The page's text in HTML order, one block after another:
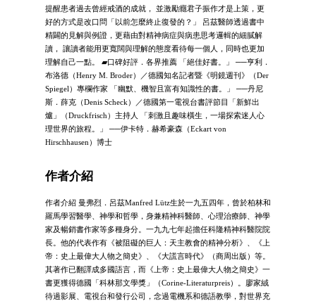
提醒患者過去曾經戒酒的成就， 並激勵癮君子振作才是上策，更
好的方式是改口問「以前怎麼終止復發的？」 呂茲醫師透過書中
精闢的見解與例證，更藉由對精神病症與病患思考邏輯的細膩解
讀， 讓讀者能用更寬闊與理解的態度看待每一個人，同時也更加
理解自己一點。 ▰口碑好評．各界推薦 「絕佳好書。」 ──亨利．
布洛德（Henry M. Broder）／德國知名記者暨《明鏡週刊》（Der
Spiegel）專欄作家 「幽默、機智且富有知識性的書。」 ──丹尼
斯．薛克（Denis Scheck）／德國第一電視台書評節目「新鮮出
爐」（Druckfrisch）主持人 「刺激且趣味橫生，一場探索迷人心
理世界的旅程。」 ──伊卡特．赫希豪森（Eckart von
Hirschhausen）博士
作者介紹
作者介紹 曼弗烈．呂茲Manfred Lütz生於一九五四年，曾於柏林和
羅馬學習醫學、神學和哲學，身兼精神科醫師、心理治療師、神學
家及暢銷書作家等多種身分。一九九七年起擔任科隆精神科醫院院
長。他的代表作有《被阻礙的巨人：天主教會的精神分析》、《上
帝：史上最偉大人物之簡史》、《大謊言時代》（商周出版）等。
其著作已翻譯成多國語言，而《上帝：史上最偉大人物之簡史》一
書更獲得德國「科林那文學獎」（Corine-Literaturpreis）。廖家絨
待過影展、電視台和發行公司，念過電機系和德語教學，對世界充